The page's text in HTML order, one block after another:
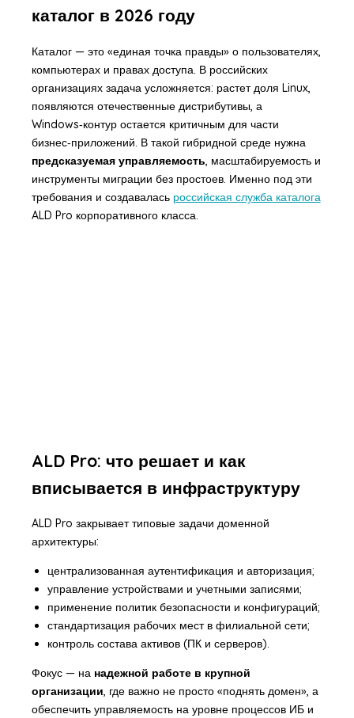
каталог в 2026 году
Каталог — это «единая точка правды» о пользователях,
компьютерах и правах доступа. В российских
организациях задача усложняется: растет доля Linux,
появляются отечественные дистрибутивы, а
Windows‑контур остается критичным для части
бизнес‑приложений. В такой гибридной среде нужна
предсказуемая управляемость , масштабируемость и
инструменты миграции без простоев. Именно под эти
требования и создавалась российская служба каталога
ALD Pro корпоративного класса.
ALD Pro: что решает и как
вписывается в инфраструктуру
ALD Pro закрывает типовые задачи доменной
архитектуры:
централизованная аутентификация и авторизация;
управление устройствами и учетными записями;
применение политик безопасности и конфигураций;
стандартизация рабочих мест в филиальной сети;
контроль состава активов (ПК и серверов).
Фокус — на надежной работе в крупной
организации, где важно не просто «поднять домен», а
обеспечить управляемость на уровне процессов ИБ и